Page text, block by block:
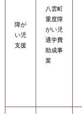
障が
い児
支援
八雲町
重度障
がい児
通学費
助成事
業